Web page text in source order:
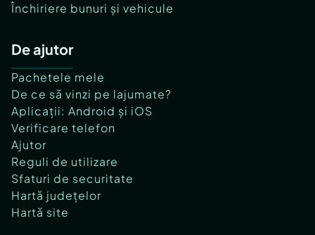
Închiriere bunuri și vehicule
De ajutor
Pachetele mele
De ce să vinzi pe lajumate?
Aplicații: Android și iOS
Verificare telefon
Ajutor
Reguli de utilizare
Sfaturi de securitate
Hartă județelor
Hartă site